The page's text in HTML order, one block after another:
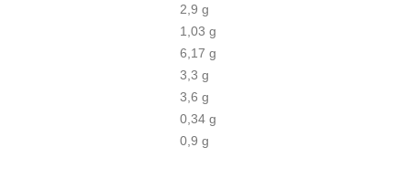
2,9 g
1,03 g
6,17 g
3,3 g
3,6 g
0,34 g
0,9 g